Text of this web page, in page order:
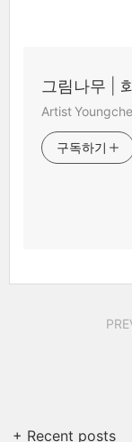
그림나무 |
Artist
구독하기
+ Recent posts